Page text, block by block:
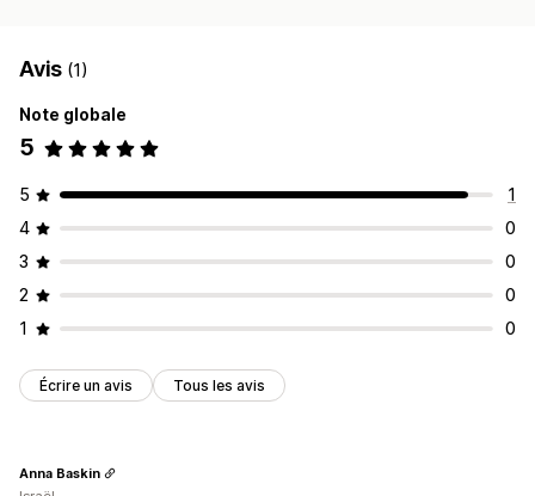
Avis (1)
Note globale
5
5
1
4
0
3
0
2
0
1
0
Écrire un avis Tous les avis
Anna Baskin